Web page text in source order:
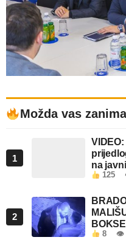
Možda vas
1
na
125
2
8 👁